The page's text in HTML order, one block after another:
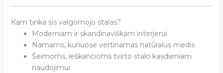
Kam tinka šis valgomojo stalas?
Moderniam ir skandinaviškam interjerui
Namams, kuriuose vertinamas natūralus medis
Šeimoms, ieškančioms tvirto stalo kasdieniam
naudojimui